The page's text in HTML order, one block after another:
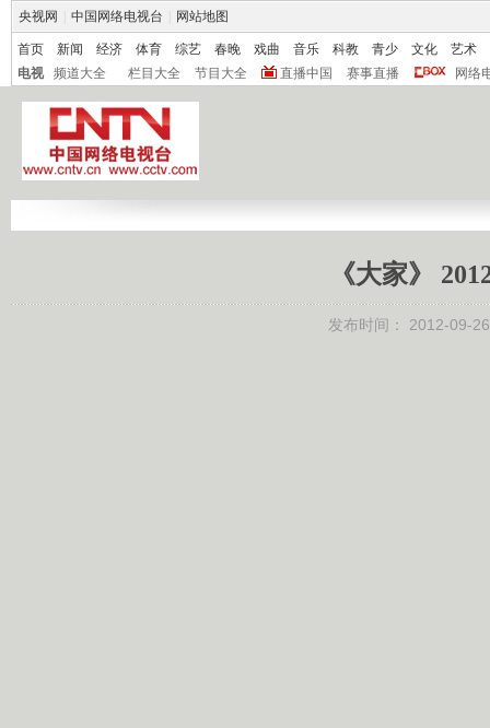
央视网 中国网络电视台 网站地图
首页 新闻 经济 体育 综艺 春晚 戏曲 音乐 科教 青少 文化
艺术
电视
频道大全 栏目大全 节目大全 直播中国 赛事直播 网络
《大家》
发布时间： 2012-09-